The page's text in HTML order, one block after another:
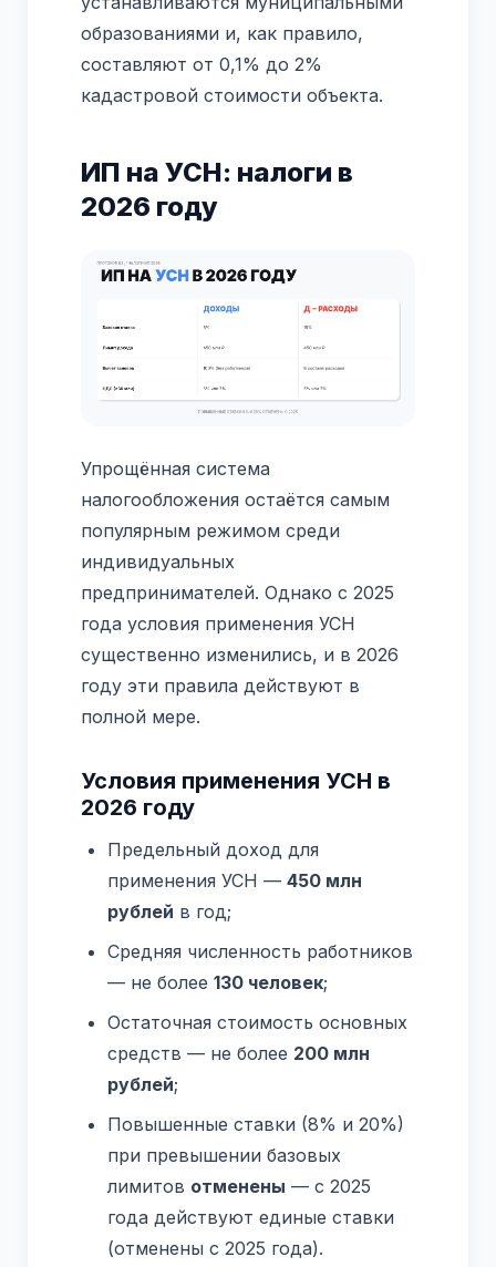
образованиями и, как правило,
составляют от 0,1% до 2%
кадастровой стоимости объекта.
ИП на УСН: налоги в
2026 году
Упрощённая система
налогообложения остаётся самым
популярным режимом среди
индивидуальных
предпринимателей. Однако с 2025
года условия применения УСН
существенно изменились, и в 2026
году эти правила действуют в
полной мере.
Условия применения УСН в
2026 году
Предельный доход для
применения УСН — 450 млн
рублей в год;
Средняя численность работников
— не более 130 человек;
Остаточная стоимость основных
средств — не более 200 млн
рублей;
Повышенные ставки (8% и 20%)
при превышении базовых
лимитов отменены — с 2025
года действуют единые ставки
(отменены с 2025 года).